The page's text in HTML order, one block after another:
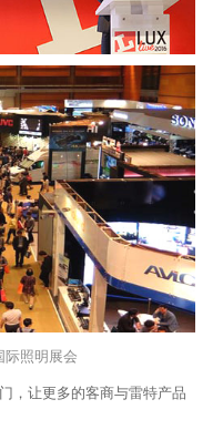
际照明展会
，让更多的客商与雷特产品